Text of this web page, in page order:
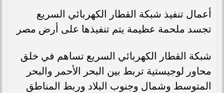
أعمال تنفيذ شبكة القطار الكهربائي السريع
تجسد ملحمة عظيمة يتم تنفيذها على أرض مصر
شبكة القطار الكهربائي السريع تساهم في خلق
محاور لوجيستية تربط بين البحر الأحمر والبحر
المتوسط وشمال وجنوب البلاد وربط المناطق